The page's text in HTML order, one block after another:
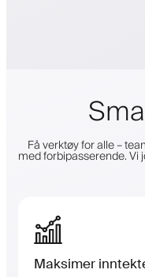
Få verktøy for alle –
med forbipasserende. Vi
Maksimer